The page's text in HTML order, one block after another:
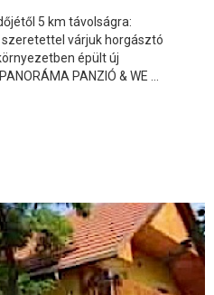
5 km távolságra:
szeretettel várjuk horgásztó
épült új
PANZIÓ & WE ...